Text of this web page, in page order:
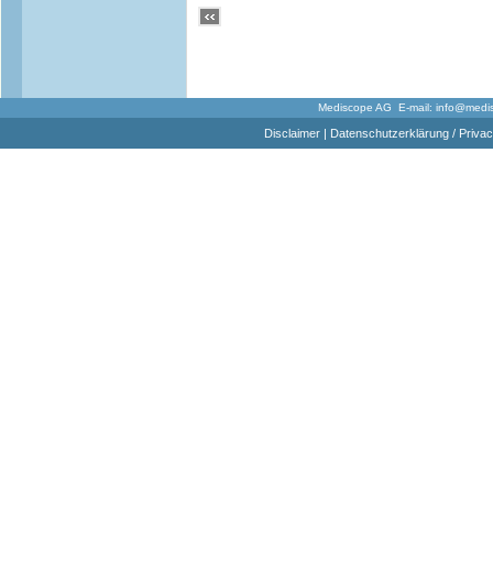
Mediscope AG E-mail:
Disclaimer| Datenschutzerklärung /